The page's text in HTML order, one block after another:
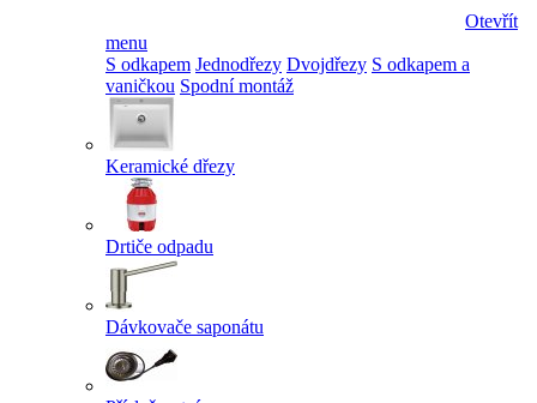
Otevřít
menu
S odkapem Jednodřezy Dvojdřezy S odkapem a
vaničkou Spodní montáž
Keramické dřezy
Drtiče odpadu
Dávkovače saponátu